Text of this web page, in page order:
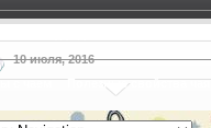
с чаем Полезные свойства чая
10 июля, 2016